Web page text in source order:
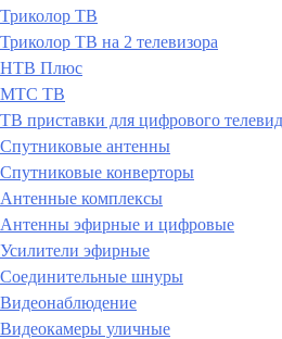
Триколор ТВ
Триколор ТВ на 2 телевизора
НТВ Плюс
МТС ТВ
ТВ приставки для цифрового
Спутниковые антенны
Спутниковые конверторы
Антенные комплексы
Антенны эфирные и цифровые
Усилители эфирные
Соединительные шнуры
Видеонаблюдение
Видеокамеры уличные